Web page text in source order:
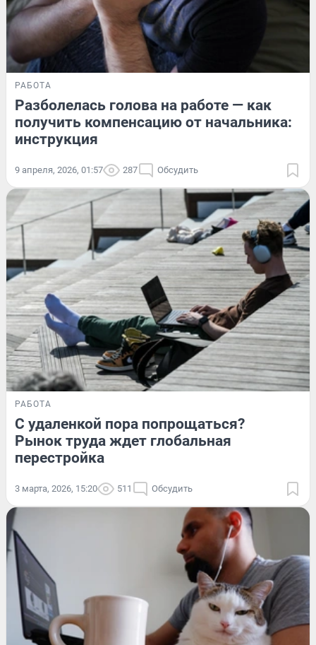
РАБОТА
Разболелась голова на работе — как
получить компенсацию от начальника:
инструкция
9 апреля, 2026, 01:57 287 Обсудить
РАБОТА
С удаленкой пора попрощаться?
Рынок труда ждет глобальная
перестройка
3 марта, 2026, 15:20 511 Обсудить